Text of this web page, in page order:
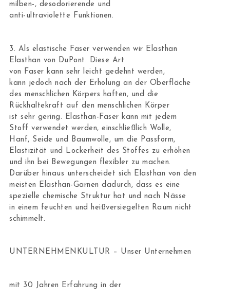
milben-, desodorierende und
anti-ultraviolette Funktionen.
3. Als elastische Faser verwenden wir Elasthan
Elasthan von DuPont. Diese Art
von Faser kann sehr leicht gedehnt werden,
kann jedoch nach der Erholung an der Oberfläche
des menschlichen Körpers haften, und die
Rückhaltekraft auf den menschlichen Körper
ist sehr gering. Elasthan-Faser kann mit jedem
Stoff verwendet werden, einschließlich Wolle,
Hanf, Seide und Baumwolle, um die Passform,
Elastizität und Lockerheit des Stoffes zu erhöhen
und ihn bei Bewegungen flexibler zu machen.
Darüber hinaus unterscheidet sich Elasthan von den
meisten Elasthan-Garnen dadurch, dass es eine
spezielle chemische Struktur hat und nach Nässe
in einem feuchten und heißversiegelten Raum nicht
schimmelt.
UNTERNEHMENKULTUR – Unser Unternehmen
mit 30 Jahren Erfahrung in der